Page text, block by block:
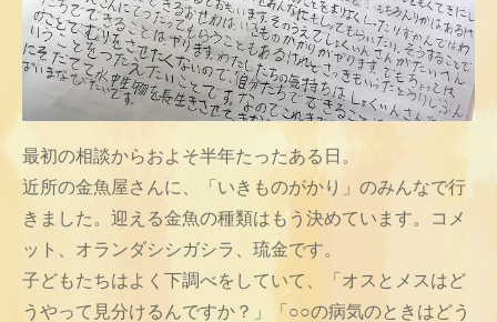
最初の相談からおよそ半年たったある日。
近所の金魚屋さんに、「いきものがかり」のみんなで行
きました。迎える金魚の種類はもう決めています。コメ
ット、オランダシシガシラ、琉金です。
子どもたちはよく下調べをしていて、「オスとメスはど
うやって見分けるんですか？」「○○の病気のときはどう